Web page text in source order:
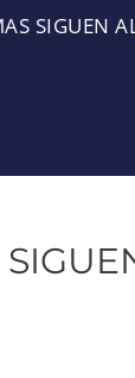
SIGUEN